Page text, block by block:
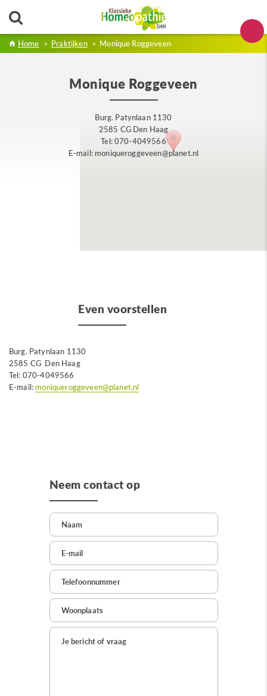
Home > Praktijken > Monique Roggeveen
Monique Roggeveen
Burg. Patynlaan 1130
2585 CG Den Haag
Tel: 070-4049566
E-mail: moniqueroggeveen@planet.nl
Even voorstellen
Burg. Patynlaan 1130
2585 CG Den Haag
Tel: 070-4049566
E-mail:moniqueroggeveen@planet.nl
Neem contact op